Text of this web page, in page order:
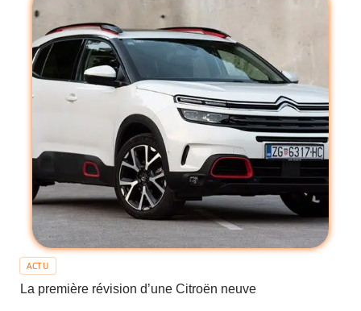
ACTU
La première révision d’une Citroën neuve